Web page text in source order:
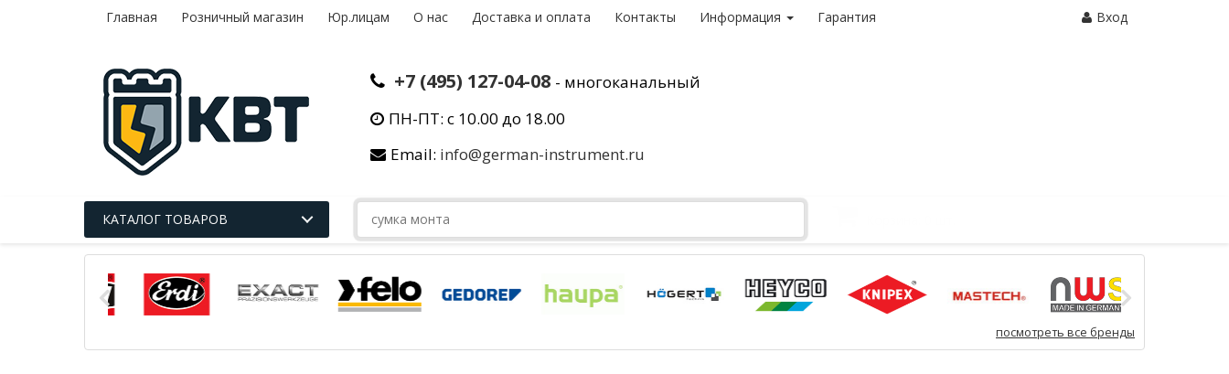
Главная Розничный магазин Юр.лицам О нас Доставка и оплата Контакты Информация Гарантия Вход
+7 (495) 127-04-08 - многоканальный
ПН-ПТ: с 10.00 до 18.00
Email: info@german-instrument.ru
КАТАЛОГ ТОВАРОВ
посмотреть все бренды